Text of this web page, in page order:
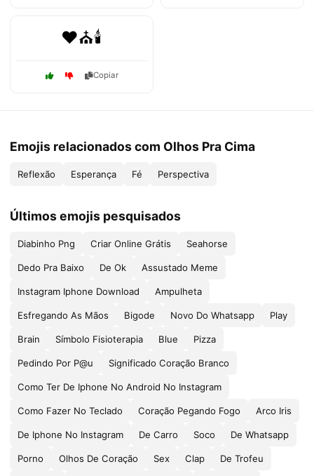
❤️⛪🕯️
Copiar
Emojis relacionados com Olhos Pra Cima
Reflexão Esperança Fé Perspectiva
Últimos emojis pesquisados
Diabinho Png Criar Online Grátis Seahorse
Dedo Pra Baixo De Ok Assustado Meme
Instagram Iphone Download Ampulheta
Esfregando As Mãos Bigode Novo Do Whatsapp Play
Brain Símbolo Fisioterapia Blue Pizza
Pedindo Por P@u Significado Coração Branco
Como Ter De Iphone No Android No Instagram
Como Fazer No Teclado Coração Pegando Fogo Arco Iris
De Iphone No Instagram De Carro Soco De Whatsapp
Porno Olhos De Coração Sex Clap De Trofeu